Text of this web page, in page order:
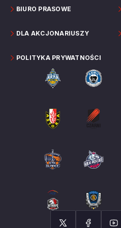
BIURO PRASOWE
DLA AKCJONARIUSZY
POLITYKA PRYWATNOŚCI